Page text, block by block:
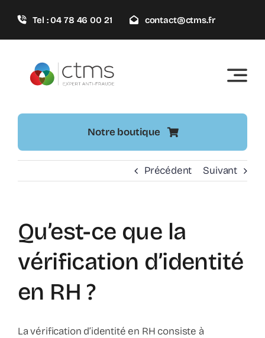
contenu
Tel : 04 78 46 00 21 contact@ctms.fr
Notre boutique
Précédent Suivant
Qu’est-ce que la
vérification d’identité
en RH ?
La vérification d’identité en RH consiste à